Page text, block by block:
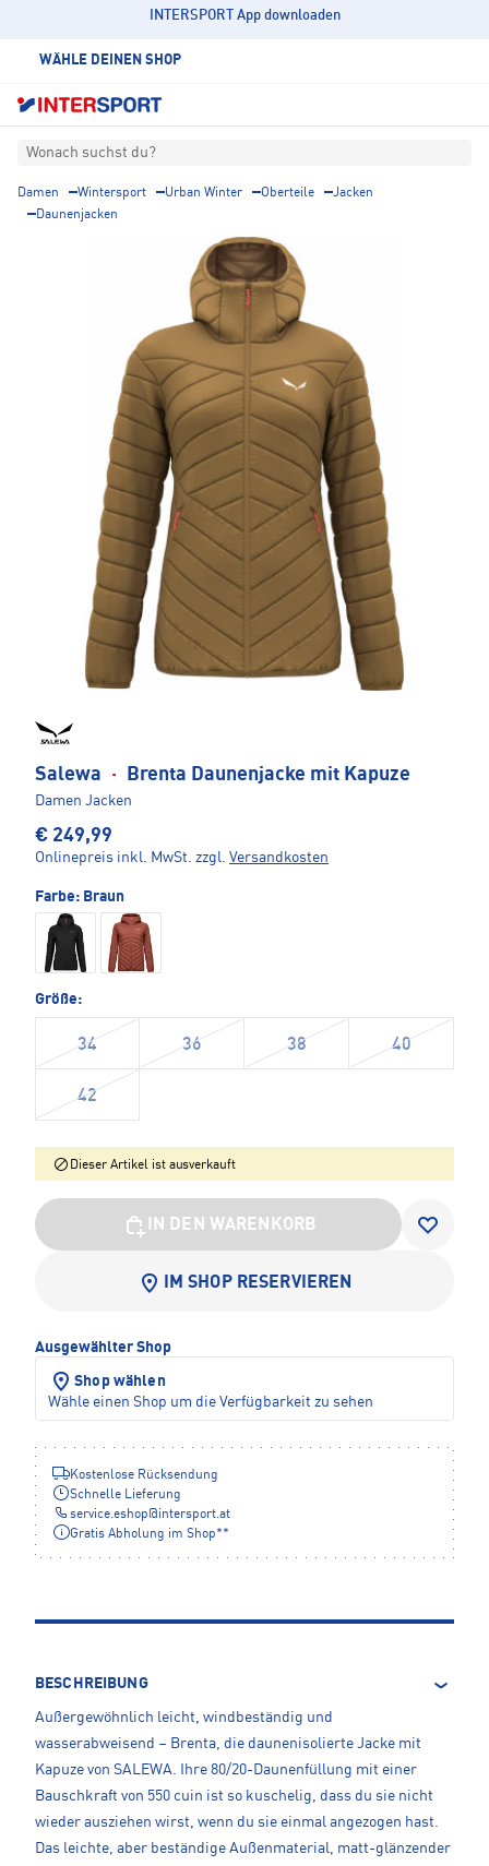
INTERSPORT App downloaden
WÄHLE DEINEN SHOP
Wonach suchst du?
Damen Wintersport Urban Winter Oberteile
Jacken
Daunenjacken
Salewa · Brenta Daunenjacke mit Kapuze
Damen Jacken
€ 249,99
Onlinepreis inkl. MwSt. zzgl. Versandkosten
Farbe: Braun
Größe:
34 36 38 40
42
Dieser Artikel ist ausverkauft
IN DEN WARENKORB
IM SHOP RESERVIEREN
Ausgewählter Shop
Shop wählen
Wähle einen Shop um die Verfügbarkeit zu sehen
Kostenlose Rücksendung
Schnelle Lieferung
service.eshop@ intersport.at
Gratis Abholung im Shop**
BESCHREIBUNG
Außergewöhnlich leicht, windbeständig und
wasserabweisend – Brenta, die daunenisolierte Jacke mit
Kapuze von SALEWA. Ihre 80/20-Daunenfüllung mit einer
Bauschkraft von 550 cuin ist so kuschelig, dass du sie nicht
wieder ausziehen wirst, wenn du sie einmal angezogen hast.
Das leichte, aber beständige Außenmaterial, matt-glänzender